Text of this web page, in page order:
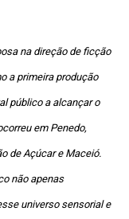
na direção de ficção
a primeira produção
público a alcançar o
em Penedo,
de Açúcar e Maceió.
não apenas
universo sensorial e